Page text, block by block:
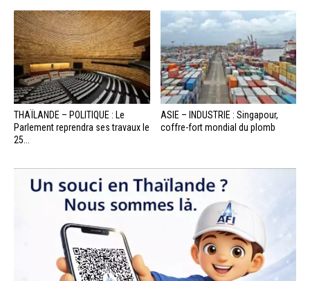
THAÏLANDE – POLITIQUE : Le
Parlement reprendra ses travaux le
25...
ASIE – INDUSTRIE : Singapour,
coffre-fort mondial du plomb